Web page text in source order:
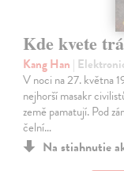
Kde kvete
Kang Han |
V noci na 27. května
nejhorší masakr
země pamatují. Pod
čelní…
Na stiahnutie